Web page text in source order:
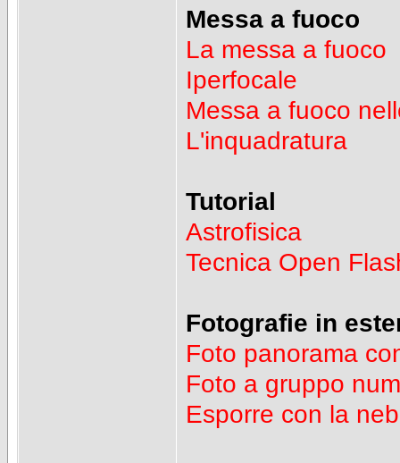
Messa a fuoco
La messa a fuoco
Iperfocale
Messa a fuoco
L'inquadratura
Tutorial
Astrofisica
Tecnica Open
Fotografie in
Foto panorama
Foto a gruppo
Esporre con la